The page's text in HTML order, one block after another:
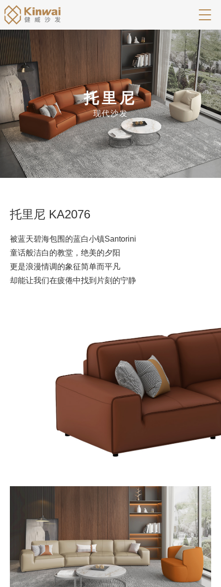
托里尼
现代沙发
托里尼 KA2076
被蓝天碧海包围的蓝白小镇Santorini
童话般洁白的教堂，绝美的夕阳
更是浪漫情调的象征简单而平凡
却能让我们在疲倦中找到片刻的宁静